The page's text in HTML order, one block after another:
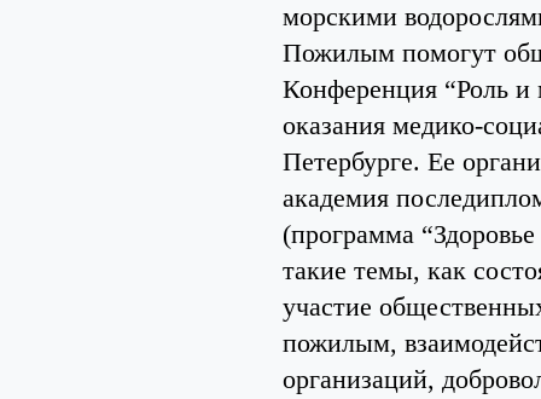
морскими
Пожилым помогут
Конференция “Роль и
оказания медико-
Петербурге. Ее
академия
(программа
такие темы, как
участие
пожилым,
организаций,